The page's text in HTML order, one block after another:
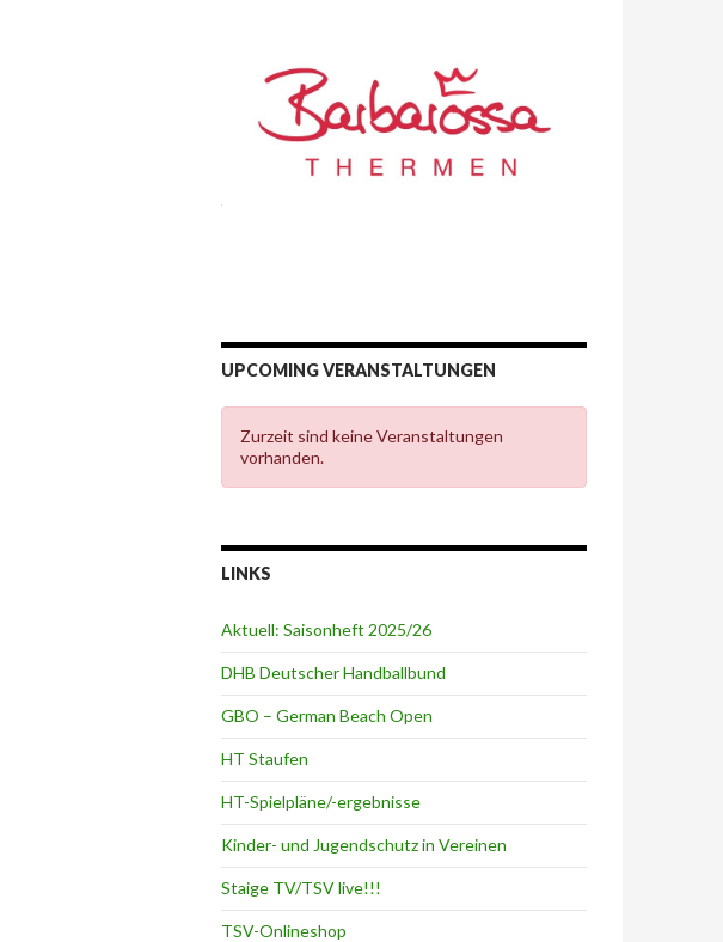
UPCOMING VERANSTALTUNGEN
Zurzeit sind keine Veranstaltungen
vorhanden.
LINKS
Aktuell: Saisonheft 2025/26
DHB Deutscher Handballbund
GBO – German Beach Open
HT Staufen
HT-Spielpläne/-ergebnisse
Kinder- und Jugendschutz in Vereinen
Staige TV/TSV live!!!
TSV-Onlineshop